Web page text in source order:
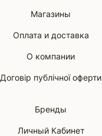
Магазины
Оплата и доставка
О компании
Договір публічної оферти
Бренды
Личный Кабинет